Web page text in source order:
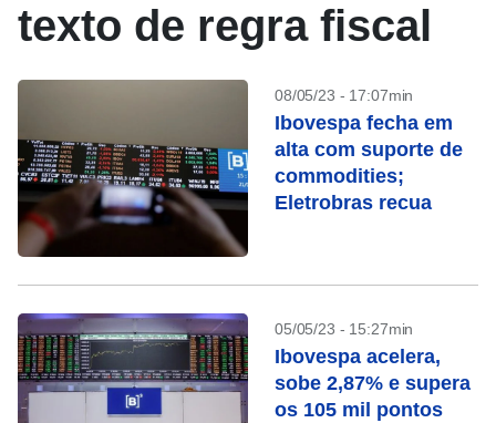
texto de regra fiscal
08/05/23 - 17:07min
Ibovespa fecha em
alta com suporte de
commodities;
Eletrobras recua
05/05/23 - 15:27min
Ibovespa acelera,
sobe 2,87% e supera
os 105 mil pontos